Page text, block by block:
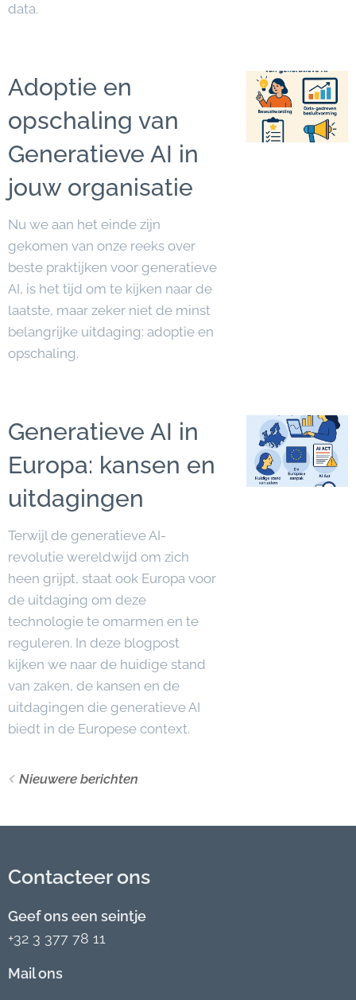
data.
Adoptie en
opschaling van
Generatieve AI in
jouw organisatie
Nu we aan het einde zijn
gekomen van onze reeks over
beste praktijken voor generatieve
AI, is het tijd om te kijken naar de
laatste, maar zeker niet de minst
belangrijke uitdaging: adoptie en
opschaling.
Generatieve AI in
Europa: kansen en
uitdagingen
Terwijl de generatieve AI-
revolutie wereldwijd om zich
heen grijpt, staat ook Europa voor
de uitdaging om deze
technologie te omarmen en te
reguleren. In deze blogpost
kijken we naar de huidige stand
van zaken, de kansen en de
uitdagingen die generatieve AI
biedt in de Europese context.
Nieuwere berichten
Contacteer ons
Geef ons een seintje
+32 3 377 78 11
Mail ons